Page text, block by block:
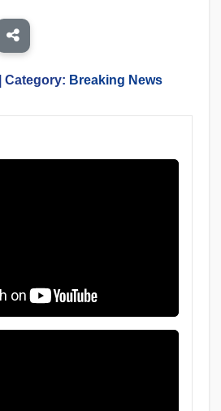
| Category: Breaking News